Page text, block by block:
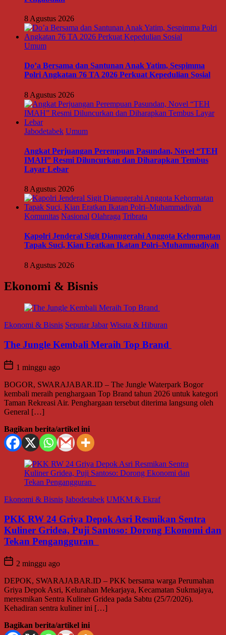
8 Agustus 2026
Umum
Do’a Bersama dan Santunan Anak Yatim, Sespimma
Polri Angkatan 76 TA 2026 Perkuat Kepedulian Sosial
8 Agustus 2026
Jabodetabek Umum
Angkat Perjuangan Perempuan Pasundan, Novel “TEH
IMAH” Resmi Diluncurkan dan Diharapkan Tembus
Layar Lebar
8 Agustus 2026
Komunitas Nasional Olahraga Tribrata
Kapolri Jenderal Sigit Dianugerahi Anggota Kehormatan
Tapak Suci, Kian Eratkan Ikatan Polri–Muhammadiyah
8 Agustus 2026
Ekonomi & Bisnis
Ekonomi & Bisnis Seputar Jabar Wisata & Hiburan
The Jungle Kembali Meraih Top Brand
1 minggu ago
BOGOR, SWARAJABAR.ID – The Jungle Waterpark Bogor
kembali meraih penghargaan Top Brand tahun 2026 untuk kategori
Taman Rekreasi Air. Penghargaan tersebut diterima langsung oleh
General […]
Bagikan berita/artikel ini
Ekonomi & Bisnis Jabodetabek UMKM & Ekraf
PKK RW 24 Griya Depok Asri Resmikan Sentra
Kuliner Gridea, Puji Santoso: Dorong Ekonomi dan
Tekan Pengangguran
2 minggu ago
DEPOK, SWARAJABAR.ID – PKK bersama warga Perumahan
Griya Depok Asri, Kelurahan Mekarjaya, Kecamatan Sukmajaya,
meresmikan Sentra Kuliner Gridea pada Sabtu (25/7/2026).
Kehadiran sentra kuliner ini […]
Bagikan berita/artikel ini